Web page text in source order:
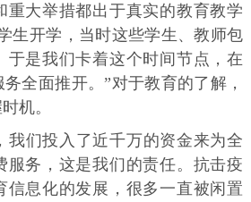
重大举措都出于真实的教育教学
生开学，当时这些学生、教师包
于是我们卡着这个时间节点，在
全面推开。”对于教育的了解，
机。
我们投入了近千万的资金来为全
服务，这是我们的责任。抗击疫
信息化的发展，很多一直被闲置